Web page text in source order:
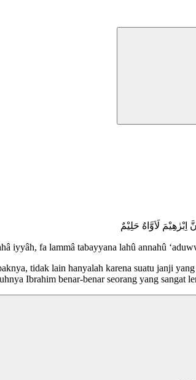
لَاَوَّاهٌ حَلِيْمٌ
iyyâh, fa lammâ tabayyana lahû annahû
tidak lain hanyalah karena suatu janji
Ibrahim benar-benar seorang yang sangat